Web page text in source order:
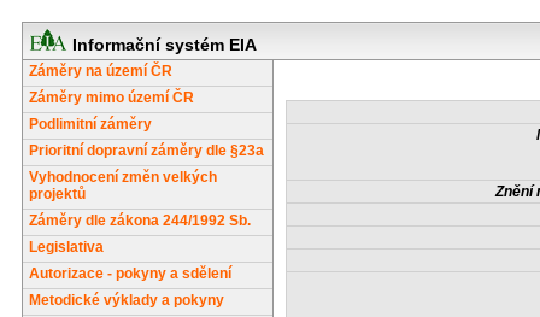
Informační systém EIA
Záměry na území ČR
Záměry mimo území ČR
Podlimitní záměry
Prioritní dopravní záměry dle §23a
Vyhodnocení změn velkých
projektů
Záměry dle zákona 244/1992 Sb.
Legislativa
Autorizace - pokyny a sdělení
Metodické výklady a pokyny
Znění